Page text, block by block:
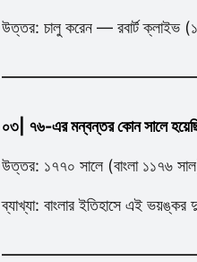
উত্তর: চালু করেন — রবার্ট ক্লাইভ
০৩| ৭৬-এর মন্বন্তর কোন সালে
উত্তর: ১৭৭০ সালে (বাংলা ১১৭৬
ব্যাখ্যা: বাংলার ইতিহাসে এই ভয়ঙ্কর